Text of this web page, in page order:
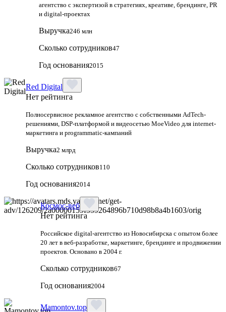
агентство с экспертизой в стратегиях, креативе, брендинге, PR
и digital‑проектах
Выручка246 млн
Сколько сотрудников47
Год основания2015
Red Digital
Нет рейтинга
Полносервисное рекламное агентство с собственными AdTech-
решениями, DSP-платформой и видеосетью MoeVideo для internet-
маркетинга и programmatic-кампаний
Выручка2 млрд
Сколько сотрудников110
Год основания2014
Космос-веб
Нет рейтинга
Российское digital-агентство из Новосибирска с опытом более
20 лет в веб-разработке, маркетинге, брендинге и продвижении
проектов. Основано в 2004 г.
Сколько сотрудников67
Год основания2004
Mamontov.top